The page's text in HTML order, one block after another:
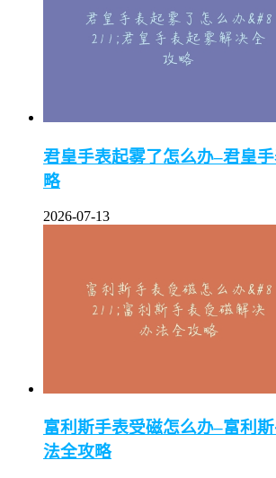
君皇手表起雾了怎么办–君皇
略
2026-07-13
富利斯手表受磁怎么办–富利
法全攻略